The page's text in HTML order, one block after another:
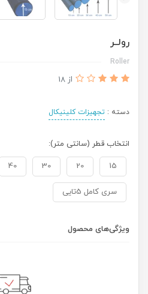
رولــر
Roller
از 18
دسته : تجهیزات کلینیکال
انتخاب قطر (سانتی متر):
15
20
30
40
سری کامل 5تایی
ویژگی‌های محصول